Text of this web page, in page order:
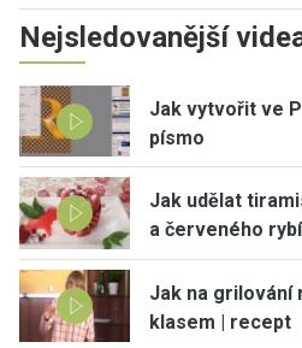
Nejsledovanější
Jak vytvořit ve
písmo
Jak udělat
a červeného
Jak na grilování
klasem | recept